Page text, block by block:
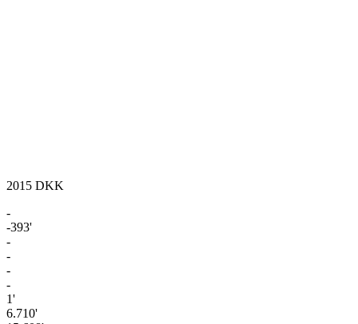
2015 DKK
-
-393'
-
-
-
-
1'
6.710'